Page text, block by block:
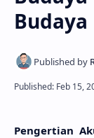
Kartu
Kartu
Budaya
Pengertian